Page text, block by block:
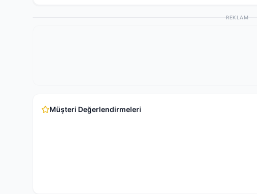
REKLAM
Müşteri Değerlendirmeleri